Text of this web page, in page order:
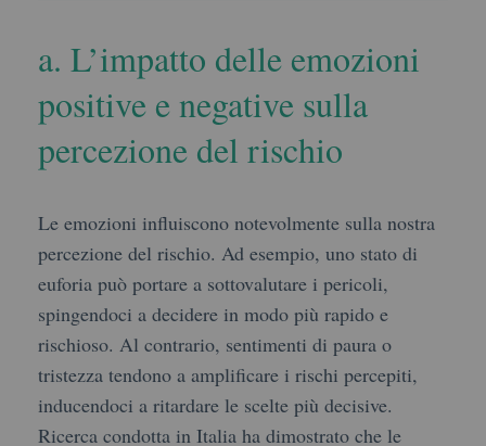
a. L’impatto delle emozioni
positive e negative sulla
percezione del rischio
Le emozioni influiscono notevolmente sulla nostra
percezione del rischio. Ad esempio, uno stato di
euforia può portare a sottovalutare i pericoli,
spingendoci a decidere in modo più rapido e
rischioso. Al contrario, sentimenti di paura o
tristezza tendono a amplificare i rischi percepiti,
inducendoci a ritardare le scelte più decisive.
Ricerca condotta in Italia ha dimostrato che le